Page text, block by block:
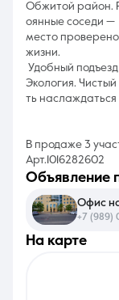
Обжитой район.
оянные соседи —
место
жизни.
Удобный
Экология.
ть наслаждаться
В продаже 3
Арт.1016282602
на карте
объявление
Офис
+7 (989)